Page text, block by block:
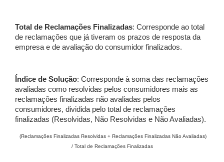
Total de Reclamações Finalizadas: Corresponde ao total
de reclamações que já tiveram os prazos de resposta da
empresa e de avaliação do consumidor finalizados.
Índice de Solução: Corresponde à soma das reclamações
avaliadas como resolvidas pelos consumidores mais as
reclamações finalizadas não avaliadas pelos
consumidores, dividida pelo total de reclamações
finalizadas (Resolvidas, Não Resolvidas e Não Avaliadas).
(Reclamações Finalizadas Resolvidas + Reclamações Finalizadas Não Avaliadas)
/ Total de Reclamações Finalizadas